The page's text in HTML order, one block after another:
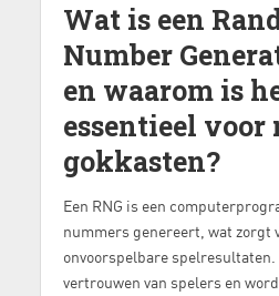
Wat is een
Number
en waarom is
essentieel voor
gokkasten?
Een RNG is een
nummers genereert, wat zorgt
onvoorspelbare
vertrouwen van spelers en